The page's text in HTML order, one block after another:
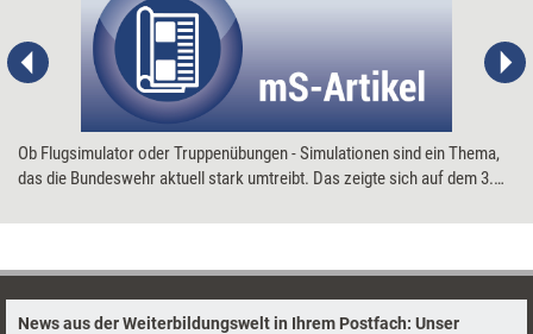
Ob Flugsimulator oder Truppenübungen - Simulationen sind ein Thema,
das die Bundeswehr aktuell stark umtreibt. Das zeigte sich auf dem 3.
Hamburg stattfand. Doch die Problemstellungen und Lösungen, die auf
interessant. managerSeminare mit einem Überblick.
News aus der Weiterbildungswelt in Ihrem Postfach: Unser